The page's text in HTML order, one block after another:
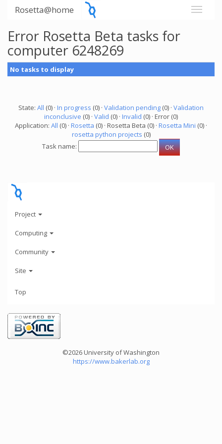
Rosetta@home
Error Rosetta Beta tasks for
computer 6248269
No tasks to display
State: All (0) · In progress (0) · Validation pending (0) · Validation
inconclusive (0) · Valid (0) · Invalid (0) · Error (0)
Application: All (0) · Rosetta (0) · Rosetta Beta (0) · Rosetta Mini (0) ·
rosetta python projects (0)
Task name:
Project
Computing
Community
Site
Top
©2026 University of Washington
https://www.bakerlab.org